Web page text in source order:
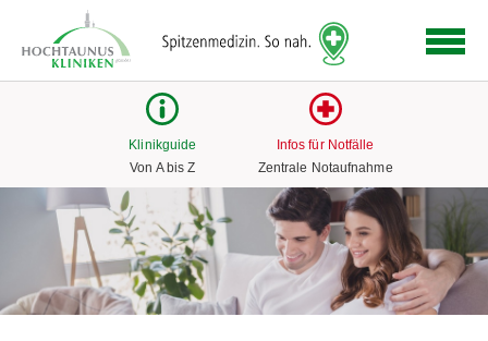
Link
zur
Startseite
Klinikguide
Von A bis Z
Infos für Notfälle
Zentrale Notaufnahme